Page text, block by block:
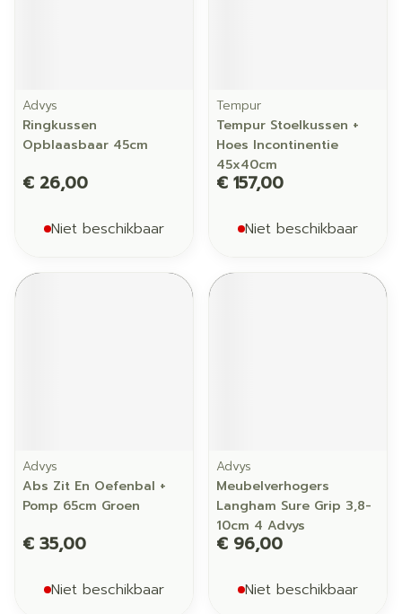
Advys
Ringkussen
Opblaasbaar 45cm
€ 26,00
Niet beschikbaar
Tempur
Tempur Stoelkussen +
Hoes Incontinentie
45x40cm
€ 157,00
Niet beschikbaar
Advys
Abs Zit En Oefenbal +
Pomp 65cm Groen
€ 35,00
Niet beschikbaar
Advys
Meubelverhogers
Langham Sure Grip 3,8-
10cm 4 Advys
€ 96,00
Niet beschikbaar